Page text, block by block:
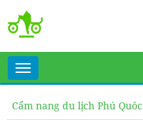
Toggle
navigation
Cẩm nang du lịch Phú Quôc